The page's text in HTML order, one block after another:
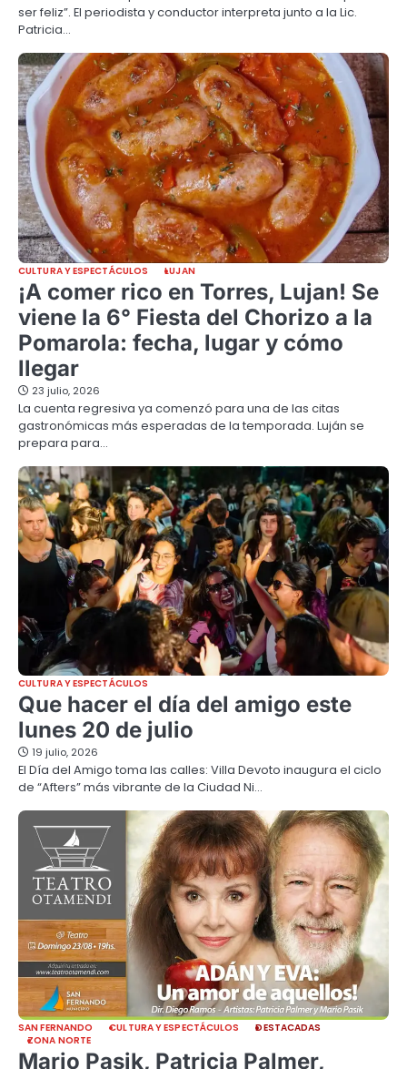
ser feliz”. El periodista y conductor interpreta junto a la Lic.
Patricia…
CULTURA Y ESPECTÁCULOS LUJAN
¡A comer rico en Torres, Lujan! Se
viene la 6° Fiesta del Chorizo a la
Pomarola: fecha, lugar y cómo
llegar
23 julio, 2026
La cuenta regresiva ya comenzó para una de las citas
gastronómicas más esperadas de la temporada. Luján se
prepara para…
CULTURA Y ESPECTÁCULOS
Que hacer el día del amigo este
lunes 20 de julio
19 julio, 2026
El Día del Amigo toma las calles: Villa Devoto inaugura el ciclo
de “Afters” más vibrante de la Ciudad Ni…
SAN FERNANDO CULTURA Y ESPECTÁCULOS
DESTACADAS
ZONA NORTE
Mario Pasik, Patricia Palmer,